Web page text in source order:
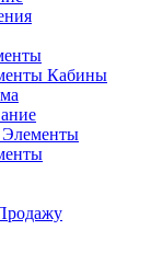
Кабины